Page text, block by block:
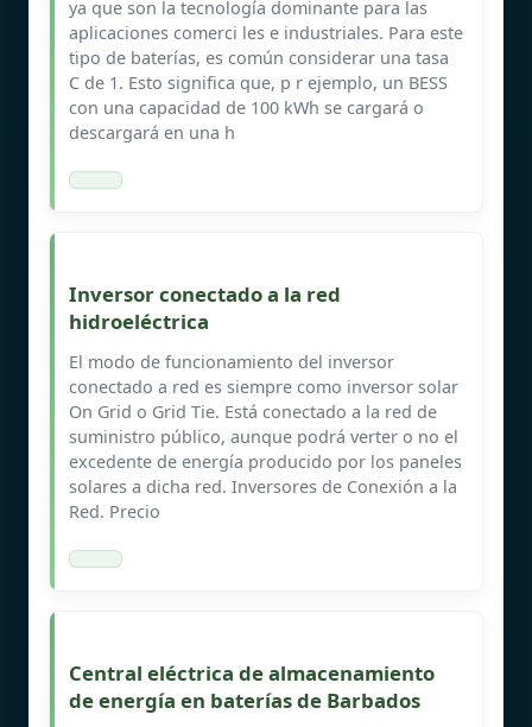
ya que son la tecnología dominante para las
aplicaciones comerci les e industriales. Para este
tipo de baterías, es común considerar una tasa
C de 1. Esto significa que, p r ejemplo, un BESS
con una capacidad de 100 kWh se cargará o
descargará en una h
Inversor conectado a la red
hidroeléctrica
El modo de funcionamiento del inversor
conectado a red es siempre como inversor solar
On Grid o Grid Tie. Está conectado a la red de
suministro público, aunque podrá verter o no el
excedente de energía producido por los paneles
solares a dicha red. Inversores de Conexión a la
Red. Precio
Central eléctrica de almacenamiento
de energía en baterías de Barbados